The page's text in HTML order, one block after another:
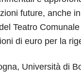
future, anche
Teatro
di euro per la
Università di